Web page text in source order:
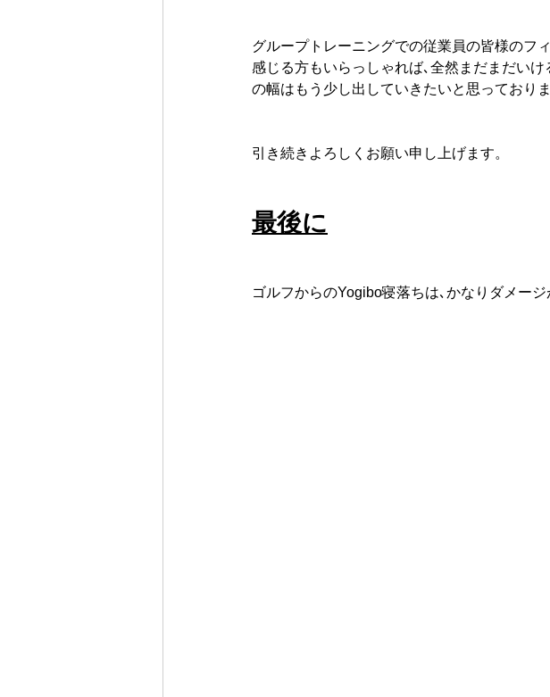
グループトレーニングでの従業員の皆様のフ
感じる方もいらっしゃれば､全然まだまだい
の幅はもう少し出していきたいと思っておりま
引き続きよろしくお願い申し上げます。
最後に
ゴルフからのYogibo寝落ちは､かなりダメージ